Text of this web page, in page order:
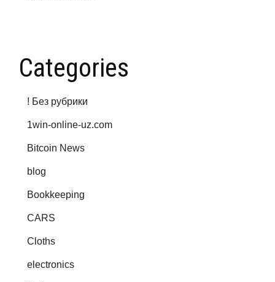
Categories
! Без рубрики
1win-online-uz.com
Bitcoin News
blog
Bookkeeping
CARS
Cloths
electronics